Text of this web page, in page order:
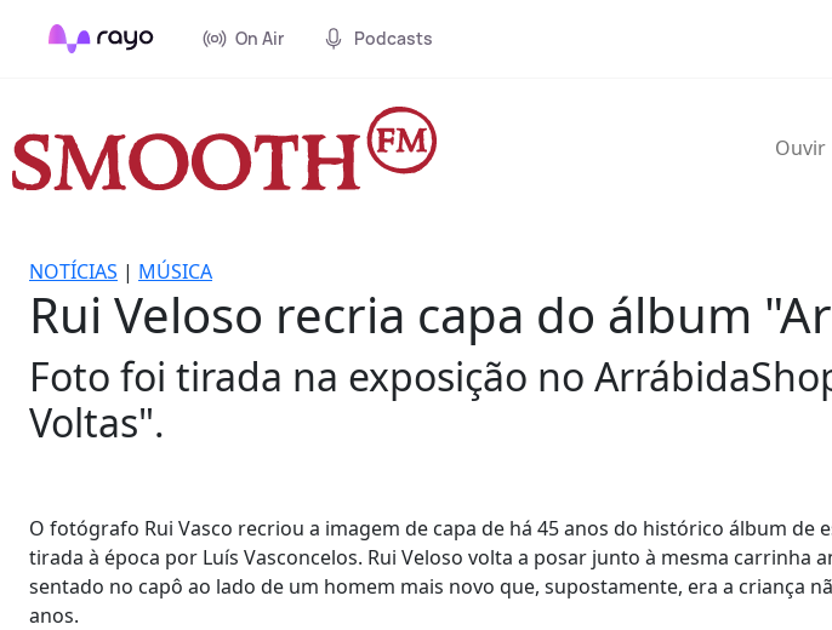
On Air Podcasts
Ouvir
NOTÍCIAS | MÚSICA
Rui Veloso recria capa do álbum
Foto foi tirada na exposição no
Voltas".
O fotógrafo Rui Vasco recriou a imagem de capa de há 45 anos do histórico álbum de
tirada à época por Luís Vasconcelos. Rui Veloso volta a posar junto à mesma carrinha
sentado no capô ao lado de um homem mais novo que, supostamente, era a criança
anos.